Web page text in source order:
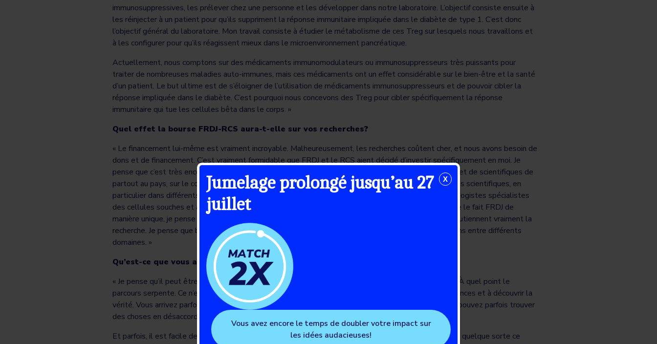
immunosuppressives, les prélever chez une personne et les développer dans notre laboratoire. L’objectif consiste ensuite à
les réinjecter à un patient pour qu’ils suppriment la réponse immunitaire impliquée dans le diabète de type 1. C’est donc
l’objectif général du laboratoire. Mon travail consiste à étudier le métabolisme de ces Treg sur lesquels nous travaillons et
à les configurer pour qu’ils réagissent mieux dans le microenvironnement pancréatique.
Actuellement, nous comptons sur des médicaments immunomodulateurs ou immunosuppresseurs très puissants pour
traiter de nombreuses maladies auto-immunes, mais ces médicaments ont un effet considérable sur le bien-être et la santé
d’un patient. Le but ultime est de s’éloigner de l’utilisation de médicaments immunosuppresseurs et de pouvoir cibler la
réponse impliquée dans le diabète. C’est pourquoi nous concevons des Treg pour cibler spécifiquement la réponse
immunitaire qui tue les cellules bêta dans le corps. »
Quel effet la bourse FRDJ-RCS aura-t-elle sur vos recherches?
« Le financement lui-même est vraiment incroyable. Malheureusement, les recherches coûtent cher, et nous avons besoin de
dons et de financement. C’est vraiment formidable que FRDJ et le RCS aient décidé d’investir spécifiquement en moi. Je
pense que c’est très encourageant. Mais FRDJ et le RCS sont aussi d’énormes réseaux de chercheurs et de scientifiques de
partout au pays, sur le continent et dans le monde. Chaque fois que vous commencez à rassembler des scientifiques, en
particulier dans différents domaines de recherche – je suis immunologue, mais je travaille avec des biologistes spécialistes
des cellules souches et avec des cliniciens –, et lorsque vous réunissez tous ces points de vue comme le fait FRDJ de
manière unique, je pense qu’il y a tellement de possibilités d’apprendre et de créer ces réseaux qui soutiennent vraiment la
recherche. Je pense que beaucoup des recherches les plus passionnantes proviennent de collaborations entre différents
domaines. »
Qu’est-ce que vous aimeriez que plus de gens sachent sur votre domaine?
« Je pense qu’il peut être difficile de comprendre de l’extérieur à quel point la recherche est sinueuse. À quel point le
parcours serpente. Ce n’est pas une ligne droite qui part d’une hypothèse, qui mène à faire des expériences et à découvrir la
vérité. Vous arrivez parfois à des impasses, même si quelque chose semble très prometteur, et vous pouvez parfois trouver
des choses en désaccord et vous devez comprendre pourquoi.
Et parfois, il est facile de regarder les gros titres dans les journaux et les articles qui nous donnent en quelque sorte ce
Jumelage prolongé jusqu’au 27
juillet
Vous avez encore le temps de doubler votre impact sur
les idées audacieuses!
X